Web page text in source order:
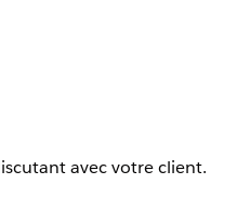
avec votre client.